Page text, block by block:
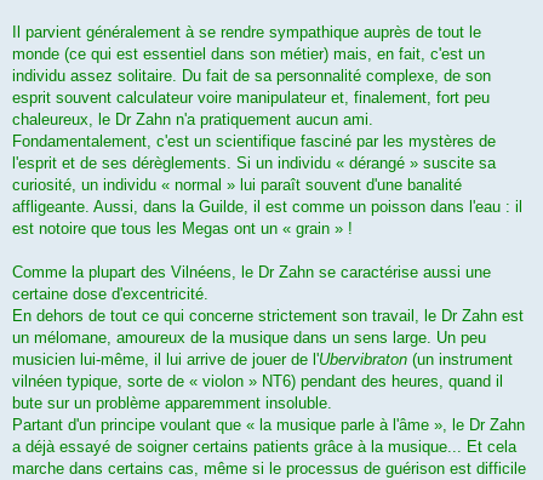
Il parvient généralement à se rendre sympathique auprès de tout le
monde (ce qui est essentiel dans son métier) mais, en fait, c'est un
individu assez solitaire. Du fait de sa personnalité complexe, de son
esprit souvent calculateur voire manipulateur et, finalement, fort peu
chaleureux, le Dr Zahn n'a pratiquement aucun ami.
Fondamentalement, c'est un scientifique fasciné par les mystères de
l'esprit et de ses dérèglements. Si un individu « dérangé » suscite sa
curiosité, un individu « normal » lui paraît souvent d'une banalité
affligeante. Aussi, dans la Guilde, il est comme un poisson dans l'eau : il
est notoire que tous les Megas ont un « grain » !
Comme la plupart des Vilnéens, le Dr Zahn se caractérise aussi une
certaine dose d'excentricité.
En dehors de tout ce qui concerne strictement son travail, le Dr Zahn est
un mélomane, amoureux de la musique dans un sens large. Un peu
musicien lui-même, il lui arrive de jouer de l'Ubervibraton (un instrument
vilnéen typique, sorte de « violon » NT6) pendant des heures, quand il
bute sur un problème apparemment insoluble.
Partant d'un principe voulant que « la musique parle à l'âme », le Dr Zahn
a déjà essayé de soigner certains patients grâce à la musique... Et cela
marche dans certains cas, même si le processus de guérison est difficile